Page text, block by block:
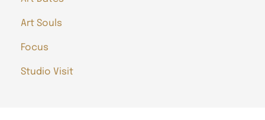
Art Souls
Focus
Studio Visit